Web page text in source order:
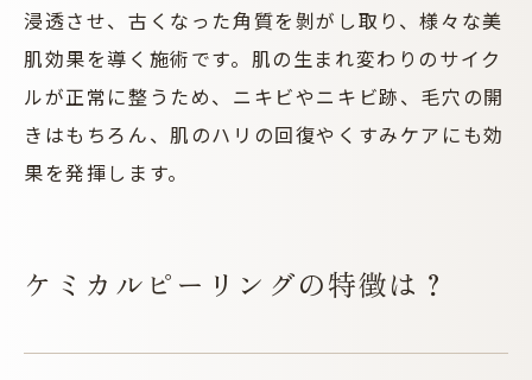
浸透させ、古くなった角質を剝がし取り、様々な美
肌効果を導く施術です。肌の生まれ変わりのサイク
ルが正常に整うため、ニキビやニキビ跡、毛穴の開
きはもちろん、肌のハリの回復やくすみケアにも効
果を発揮します。
ケミカルピーリングの特徴は？